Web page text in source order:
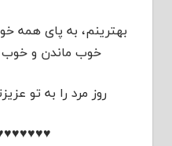
بهترینم، به پای همه
خوب ماندن و خوب
روز مرد را به تو